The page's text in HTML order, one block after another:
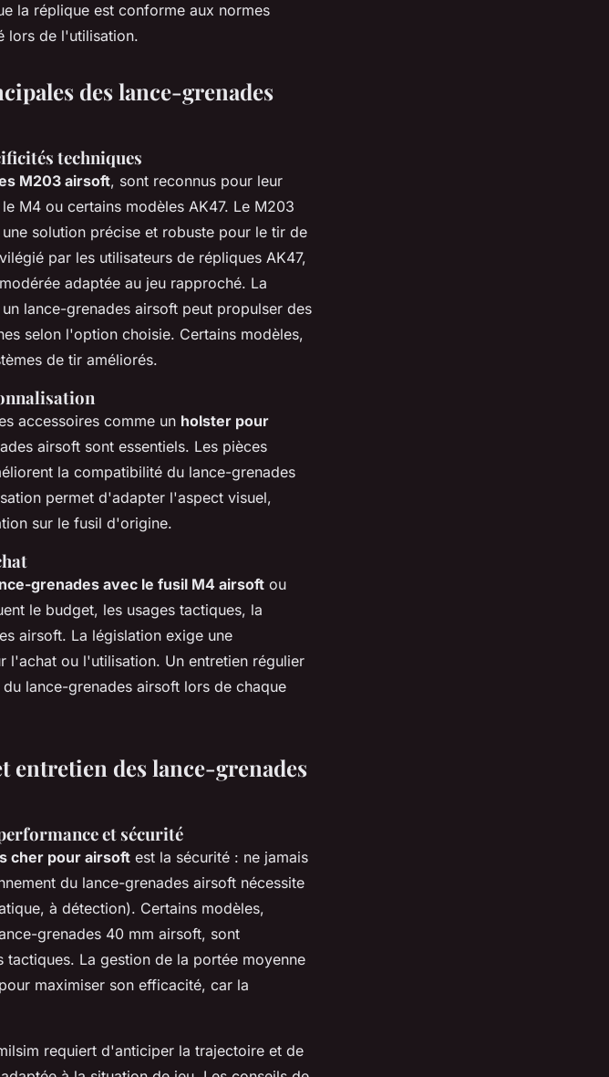
la réplique est conforme aux normes
lors de l'utilisation.
des lance-grenades
techniques
M203 airsoft, sont reconnus pour leur
M4 ou certains modèles AK47. Le M203
solution précise et robuste pour le tir de
par les utilisateurs de répliques AK47,
adaptée au jeu rapproché. La
lance-grenades airsoft peut propulser des
selon l'option choisie. Certains modèles,
de tir améliorés.
accessoires comme un holster pour
airsoft sont essentiels. Les pièces
la compatibilité du lance-grenades
permet d'adapter l'aspect visuel,
sur le fusil d'origine.
grenades avec le fusil M4 airsoft ou
le budget, les usages tactiques, la
airsoft. La législation exige une
ou l'utilisation. Un entretien régulier
lance-grenades airsoft lors de chaque
des lance-grenades
et sécurité
cher pour airsoft est la sécurité : ne jamais
du lance-grenades airsoft nécessite
à détection). Certains modèles,
grenades 40 mm airsoft, sont
La gestion de la portée moyenne
maximiser son efficacité, car la
requiert d'anticiper la trajectoire et de